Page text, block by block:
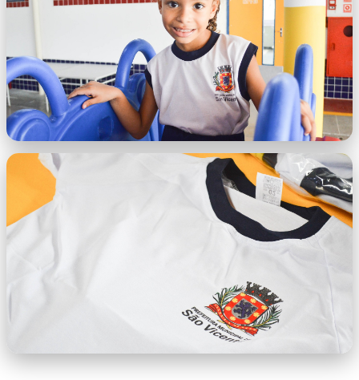
WhatsApp Image 2026-02-19 at
16.34.01.jpeg